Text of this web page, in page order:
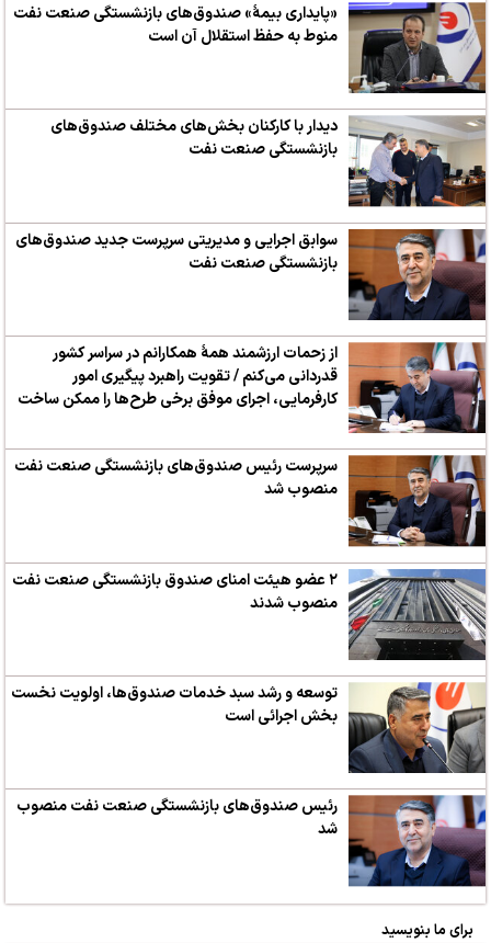
«پایداری بیمۀ» صندوق‌های بازنشستگی صنعت نفت
منوط به حفظ استقلال آن است
دیدار با کارکنان بخش‌های مختلف صندوق‌های
بازنشستگی صنعت نفت
سوابق اجرایی و مدیریتی سرپرست جدید صندوق‌های
بازنشستگی صنعت نفت
از زحمات ارزشمند همۀ همکارانم در سراسر کشور
قدردانی می‌کنم / تقویت راهبرد پیگیری امور
کارفرمایی، اجرای موفق برخی طرح‌ها را ممکن ساخت
سرپرست رئیس صندوق‌های بازنشستگی صنعت نفت
منصوب شد
۲ عضو هیئت امنای صندوق بازنشستگی صنعت نفت
منصوب شدند
توسعه و رشد سبد خدمات صندوق‌ها، اولویت نخست
بخش اجرائی است
رئیس صندوق‌های بازنشستگی صنعت نفت منصوب
شد
برای ما بنویسید